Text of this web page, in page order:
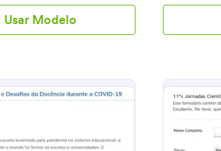
Usar Modelo